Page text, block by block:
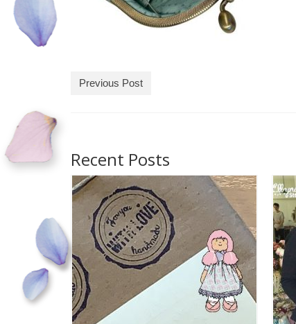
Previous Post
Recent Posts